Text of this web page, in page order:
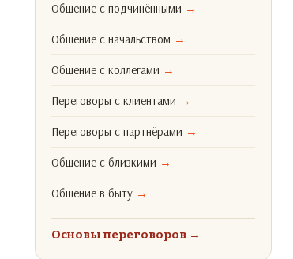
Общение с подчинёнными →
Общение с начальством →
Общение с коллегами →
Переговоры с клиентами →
Переговоры с партнёрами →
Общение с близкими →
Общение в быту →
Основы переговоров →